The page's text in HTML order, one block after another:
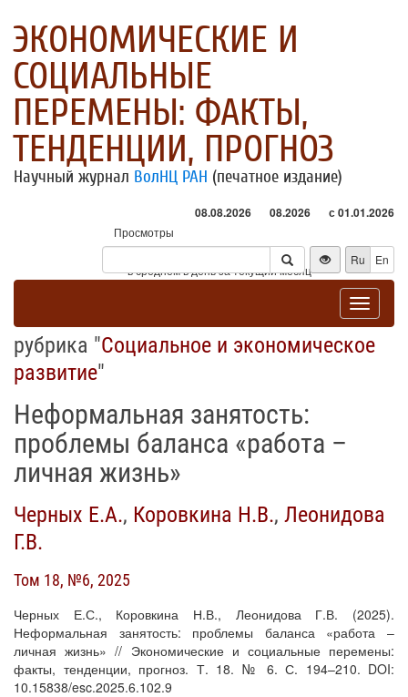
ЭКОНОМИЧЕСКИЕ И
СОЦИАЛЬНЫЕ
ПЕРЕМЕНЫ: ФАКТЫ,
ТЕНДЕНЦИИ, ПРОГНОЗ
Научный журнал ВолНЦ РАН (печатное издание)
08.08.2026 08.2026 с 01.01.2026
Просмотры
Посетители
* - в среднем в день за текущий месяц
Ru En
Toggle
рубрика "Социальное и экономическое
развитие"
Неформальная занятость:
проблемы баланса «работа –
личная жизнь»
Черных Е.А., Коровкина Н.В., Леонидова
Г.В.
Том 18, №6, 2025
Черных Е.С., Коровкина Н.В., Леонидова Г.В. (2025).
Неформальная занятость: проблемы баланса «работа –
личная жизнь» // Экономические и социальные перемены:
факты, тенденции, прогноз. Т. 18. № 6. С. 194–210. DOI:
10.15838/esc.2025.6.102.9